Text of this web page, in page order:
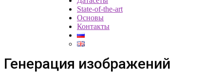
State-of-the-art
Основы
Контакты
Генерация изображений